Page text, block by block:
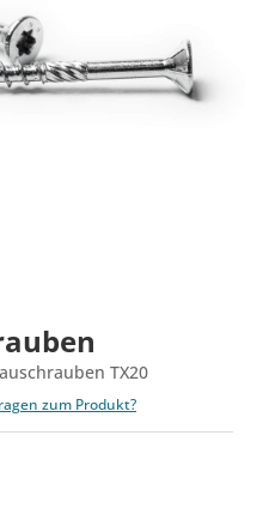
TX20
zum Produkt?